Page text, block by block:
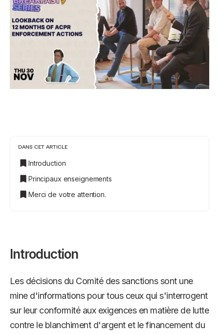
DANS CET ARTICLE
Introduction
Principaux enseignements
Merci de votre attention.
Introduction
Les décisions du Comité des sanctions sont une
mine d'informations pour tous ceux qui s'interrogent
sur leur conformité aux exigences en matière de lutte
contre le blanchiment d'argent et le financement du